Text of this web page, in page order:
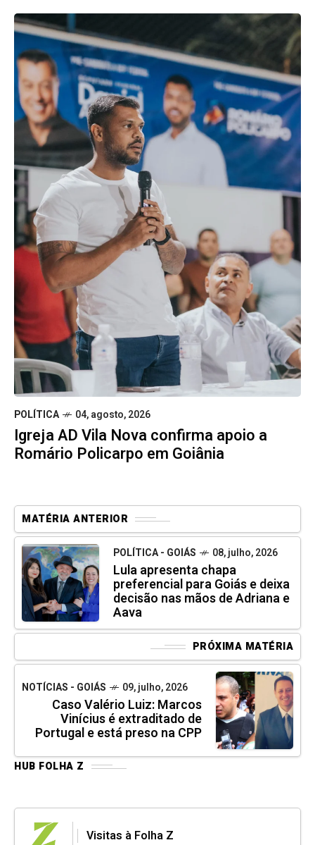
POLÍTICA 04, agosto, 2026
Igreja AD Vila Nova confirma apoio a
Romário Policarpo em Goiânia
MATÉRIA ANTERIOR
POLÍTICA - GOIÁS 08, julho, 2026
Lula apresenta chapa
preferencial para Goiás e deixa
decisão nas mãos de Adriana e
Aava
PRÓXIMA MATÉRIA
NOTÍCIAS - GOIÁS 09, julho, 2026
Caso Valério Luiz: Marcos
Vinícius é extraditado de
Portugal e está preso na CPP
HUB FOLHA Z
Visitas à Folha Z